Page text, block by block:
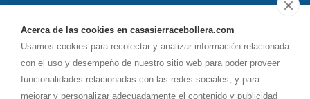
Acerca de las cookies en casasierracebollera.com
Usamos cookies para recolectar y analizar información relacionada
con el uso y desempeño de nuestro sitio web para poder proveer
funcionalidades relacionadas con las redes sociales, y para
mejorar y personalizar adecuadamente el contenido y publicidad
casaruralsierracebollera@ gmail.com
Dirección